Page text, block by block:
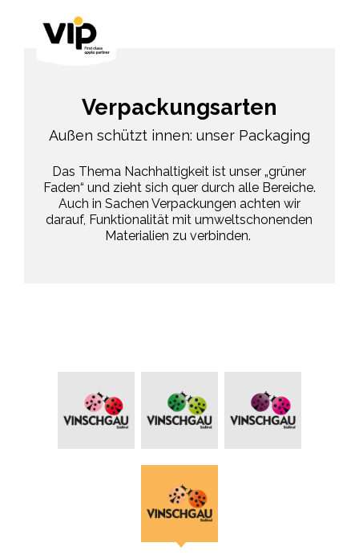
Verpackungsarten
Außen schützt innen: unser Packaging
Das Thema Nachhaltigkeit ist unser „grüner
Faden“ und zieht sich quer durch alle Bereiche.
Auch in Sachen Verpackungen achten wir
darauf, Funktionalität mit umweltschonenden
Materialien zu verbinden.